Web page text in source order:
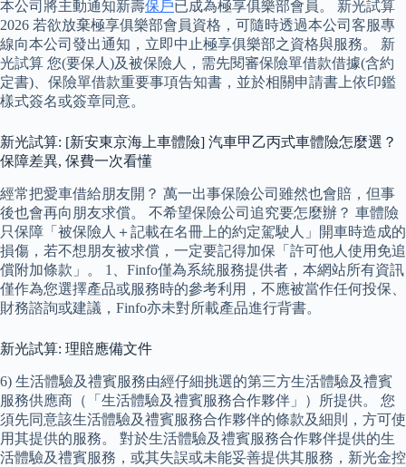
本公司將主動通知新壽保戶已成為極享俱樂部會員。 新光試算
2026 若欲放棄極享俱樂部會員資格，可隨時透過本公司客服專
線向本公司發出通知，立即中止極享俱樂部之資格與服務。 新
光試算 您(要保人)及被保險人，需先閱審保險單借款借據(含約
定書)、保險單借款重要事項告知書，並於相關申請書上依印鑑
樣式簽名或簽章同意。
新光試算: [新安東京海上車體險] 汽車甲乙丙式車體險怎麼選？
保障差異, 保費一次看懂
經常把愛車借給朋友開？ 萬一出事保險公司雖然也會賠，但事
後也會再向朋友求償。 不希望保險公司追究要怎麼辦？ 車體險
只保障「被保險人＋記載在名冊上的約定駕駛人」開車時造成的
損傷，若不想朋友被求償，一定要記得加保「許可他人使用免追
償附加條款」。 1、Finfo僅為系統服務提供者，本網站所有資訊
僅作為您選擇產品或服務時的參考利用，不應被當作任何投保、
財務諮詢或建議，Finfo亦未對所載產品進行背書。
新光試算: 理賠應備文件
6) 生活體驗及禮賓服務由經仔細挑選的第三方生活體驗及禮賓
服務供應商（「生活體驗及禮賓服務合作夥伴」）所提供。 您
須先同意該生活體驗及禮賓服務合作夥伴的條款及細則，方可使
用其提供的服務。 對於生活體驗及禮賓服務合作夥伴提供的生
活體驗及禮賓服務，或其失誤或未能妥善提供其服務，新光金控